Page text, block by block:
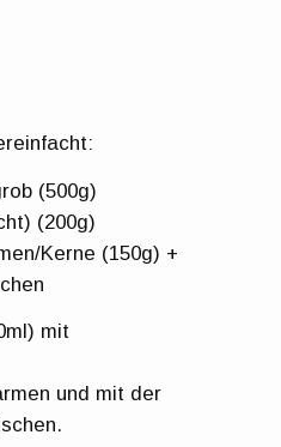
(500g)
(200g)
Kerne (150g) +
mit
und mit der